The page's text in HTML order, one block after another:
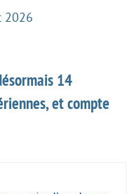
2026
14
et compte